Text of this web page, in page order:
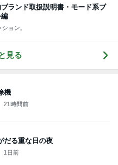
1日前
1日前
風呂後の習慣
1日前
ピ買いした物
1日前